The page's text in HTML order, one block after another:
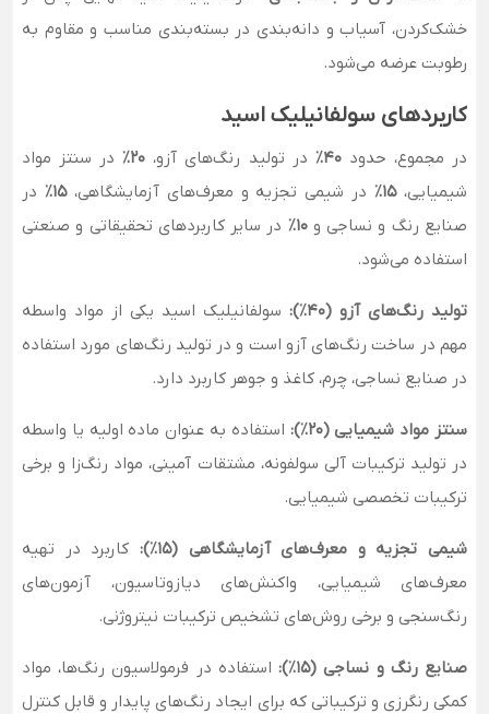
خشک‌کردن، آسیاب و دانه‌بندی در بسته‌بندی مناسب و مقاوم به
رطوبت عرضه می‌شود.
کاربردهای سولفانیلیک اسید
در مجموع، حدود ۴۰٪ در تولید رنگ‌های آزو، ۲۰٪ در سنتز مواد
شیمیایی،۱۵٪ در شیمی تجزیه و معرف‌های آزمایشگاهی،۱۵٪
در
صنایع رنگ و نساجی و۱۰٪
در سایر کاربردهای تحقیقاتی و صنعتی
استفاده می‌شود.
تولید رنگ‌های آزو (۴۰٪):
سولفانیلیک اسید یکی از مواد واسطه
مهم در ساخت رنگ‌های آزو است و در تولید رنگ‌های مورد استفاده
در صنایع نساجی، چرم، کاغذ و جوهر کاربرد دارد.
سنتز مواد شیمیایی (۲۰٪):
استفاده به عنوان ماده اولیه یا واسطه
در تولید ترکیبات آلی سولفونه، مشتقات آمینی، مواد رنگ‌زا و برخی
ترکیبات تخصصی شیمیایی.
شیمی تجزیه و معرف‌های آزمایشگاهی (۱۵٪):
کاربرد در تهیه
معرف‌های شیمیایی، واکنش‌های دیازوتاسیون، آزمون‌های
رنگ‌سنجی و برخی روش‌های تشخیص ترکیبات نیتروژنی.
صنایع رنگ و نساجی (۱۵٪):
استفاده در فرمولاسیون رنگ‌ها، مواد
کمکی رنگرزی و ترکیباتی که برای ایجاد رنگ‌های پایدار و قابل کنترل